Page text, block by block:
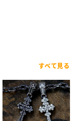
すべて見る